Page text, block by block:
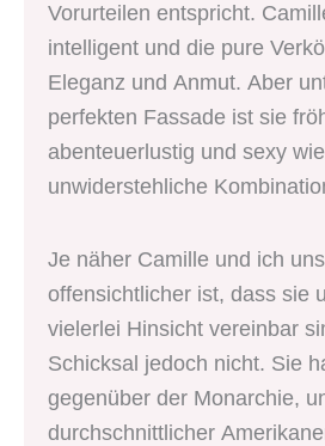
Vorurteilen entspricht.
intelligent und die pure
Eleganz und Anmut. Aber
perfekten Fassade ist sie
abenteuerlustig und sexy
unwiderstehliche
Je näher Camille und ich
offensichtlicher ist, dass sie
vielerlei Hinsicht vereinbar
Schicksal jedoch nicht. Sie
gegenüber der Monarchie,
durchschnittlicher